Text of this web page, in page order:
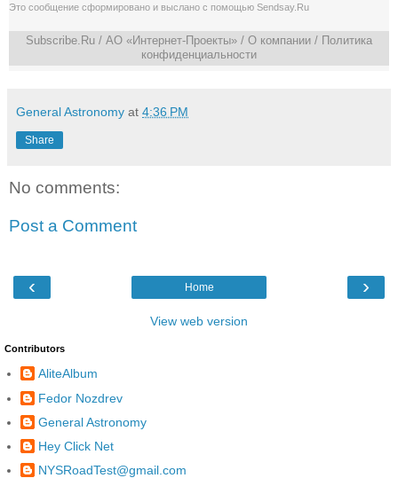
Это сообщение сформировано и выслано с помощью Sendsay.Ru
Subscribe.Ru / АО «Интернет-Проекты» / О компании / Политика
конфиденциальности
General Astronomy at 4:36 PM
Share
No comments:
Post a Comment
‹ ›
Home
View web version
Contributors
AliteAlbum
Fedor Nozdrev
General Astronomy
Hey Click Net
NYSRoadTest@gmail.com